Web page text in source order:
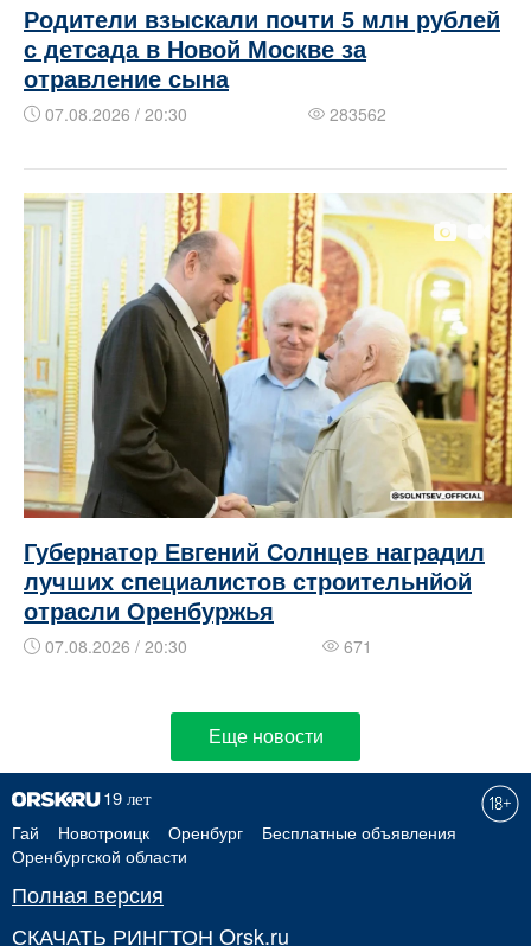
Родители взыскали почти 5 млн рублей
с детсада в Новой Москве за
отравление сына
07.08.2026 / 20:30 283562
Губернатор Евгений Солнцев наградил
лучших специалистов строительнйой
отрасли Оренбуржья
07.08.2026 / 20:30 671
Еще новости
Гай Новотроицк Оренбург
Бесплатные объявления
Оренбургской области
Полная версия
СКАЧАТЬ РИНГТОН Orsk.ru